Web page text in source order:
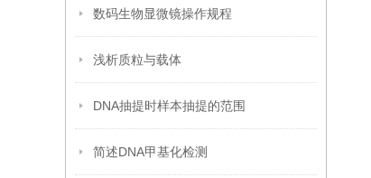
数码生物显微镜操作规程
浅析质粒与载体
DNA抽提时样本抽提的范围
简述DNA甲基化检测